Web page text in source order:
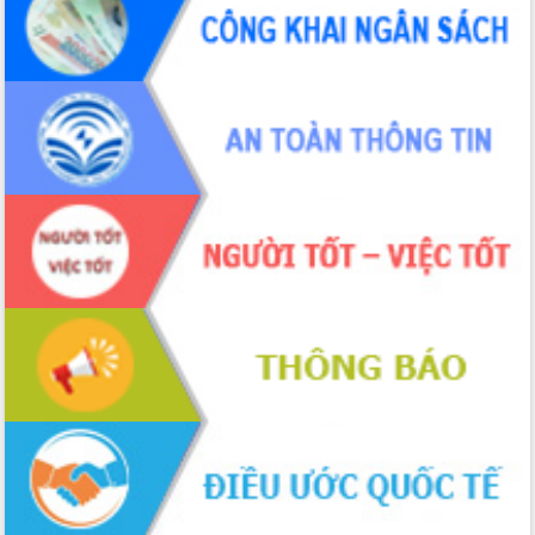
tiến đầu tư tỉnh
Ngành cá ngừ Đắk Lắk chủ động thích
ứng để giữ vững thị trường xuất khẩu
Diễn đàn Kinh tế tư nhân Việt Nam đột
phá cơ chế - Hợp tác công tư
Đề án 06 tạo bước ngoặt đột phá trong
cải cách hành chính tỉnh Đắk Lắk
Kết nối tour, đẩy mạnh chuyển đổi số
để phát triển du lịch Đắk Lắk
Khởi động Dự án Đầu tư xây dựng hạ
tầng kỹ thuật Cụm công nghiệp Tân
Gặp mặt các cơ quan báo chí nhân Kỷ
niệm 101 năm Ngày Báo chí Cách
mạng Việt Nam
Đắk Lắk sơ kết 4 năm triển khai thực
hiện Đề án 06 của Chính phủ
Họp báo thông tin về Hội nghị Công bố
Quy hoạch và Xúc tiến đầu tư tỉnh Đắk
Lắk